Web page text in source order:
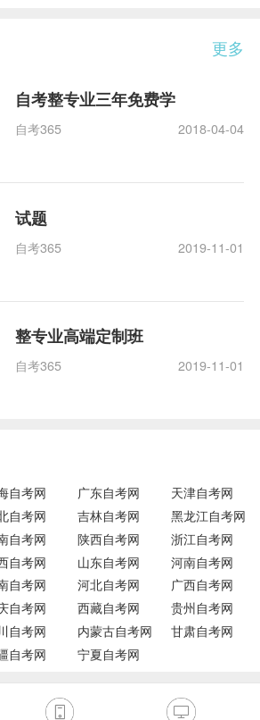
更多
自考整专业三年免费学
自考365 2018-04-04
试题
自考365 2019-11-01
整专业高端定制班
自考365 2019-11-01
自考网 广东自考网
天津自考网
自考网 吉林自考网
黑龙江自考网
自考网 陕西自考网
浙江自考网
自考网 山东自考网
河南自考网
自考网 河北自考网
广西自考网
自考网 西藏自考网
贵州自考网
自考网 内蒙古自考网
甘肃自考网
自考网 宁夏自考网